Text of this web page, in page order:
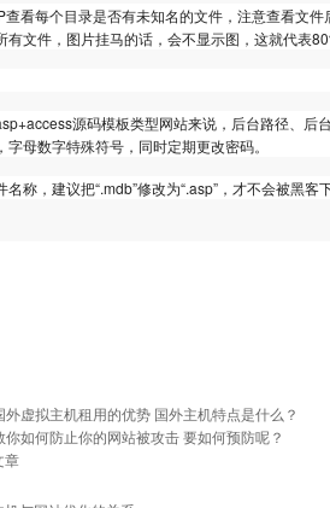
查看每个目录是否有未知名的文件，注意查看文
有文件，图片挂马的话，会不显示图，这就代表
源码模板类型网站来说，后台路径、
字母数字特殊符号，同时定期更改密码。
名称，建议把“.mdb”修改为“.asp”，才不会被黑
外虚拟主机租用的优势 国外主机特点是什么？
你如何防止你的网站被攻击 要如何预防呢？
章